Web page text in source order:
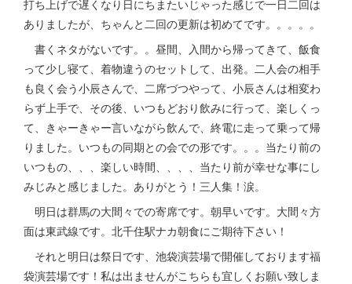
打ち上げで遅くなり日にちまたいじゃった感じで一日二回は
ありましたが、ちゃんと二回の更新は初めてです。。。。。
書くネタがないです。。昼間、入間から帰ってきて、飯食
って少し寝て、着物違うのセットして、出発。二人会の相手
も良く会う小辰さんで、二席づつやって、小辰さんは相変わ
らず上手で、その後、いつもどおり飲みに行って、楽しくっ
て、きゃーきゃー言いながら飲んで、終電に走って乗って帰
りました。いつもの同期との会での形です。。。当たり前の
いつもの、、、楽しい時間、、、、当たり前が幸せな事にし
みじみと感じました。ありがとう！三人集！涙。
明日は群馬の大間々での寄席です。朝早いです。大間々方
面は東武線です。北千住駅ナカ朝食にご期待下さい！
それと明日は祭日です、池袋演芸場で開催しております福
袋演芸場です！私は出ませんがこちらも宜しくお願い致しま